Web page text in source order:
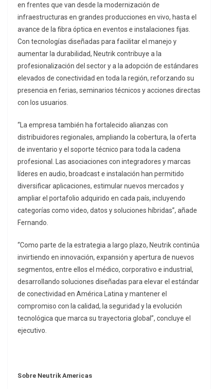
en frentes que van desde la modernización de
infraestructuras en grandes producciones en vivo, hasta el
avance de la fibra óptica en eventos e instalaciones fijas.
Con tecnologías diseñadas para facilitar el manejo y
aumentar la durabilidad, Neutrik contribuye a la
profesionalización del sector y a la adopción de estándares
elevados de conectividad en toda la región, reforzando su
presencia en ferias, seminarios técnicos y acciones directas
con los usuarios.
“La empresa también ha fortalecido alianzas con
distribuidores regionales, ampliando la cobertura, la oferta
de inventario y el soporte técnico para toda la cadena
profesional. Las asociaciones con integradores y marcas
líderes en audio, broadcast e instalación han permitido
diversificar aplicaciones, estimular nuevos mercados y
ampliar el portafolio adquirido en cada país, incluyendo
categorías como video, datos y soluciones híbridas”, añade
Fernando.
“Como parte de la estrategia a largo plazo, Neutrik continúa
invirtiendo en innovación, expansión y apertura de nuevos
segmentos, entre ellos el médico, corporativo e industrial,
desarrollando soluciones diseñadas para elevar el estándar
de conectividad en América Latina y mantener el
compromiso con la calidad, la seguridad y la evolución
tecnológica que marca su trayectoria global”, concluye el
ejecutivo.
Sobre Neutrik Americas